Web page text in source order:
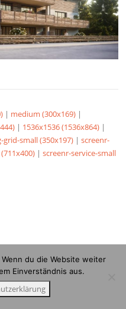
| medium (300x169) |
| 1536x1536 (1536x864) |
grid-small (350x197) |screenr-
|screenr-service-small
du die Website weiter
Einverständnis aus.